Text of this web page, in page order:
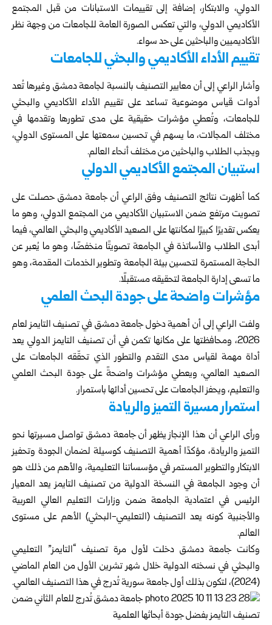
الدولي، والابتكار، إضافة إلى تقييمات الاستبانات من قبل المجتمع
الأكاديمي الدولي، والتي تعكس الصورة العامة للجامعات من وجهة نظر
الأكاديميين والباحثين على حد سواء.
تقييم الأداء الأكاديمي والبحثي للجامعات
وأشار الراعي إلى أن معايير التصنيف بالنسبة لجامعة دمشق وغيرها تُعد
أدوات قياس موضوعية تساعد على تقييم الأداء الأكاديمي والبحثي
للجامعات، وتُعطي مؤشرات حقيقية على مدى تطورها وتقدمها في
مختلف المجالات، ما يسهم في تحسين سمعتها على المستوى الدولي،
ويجذب الطلاب والباحثين من مختلف أنحاء العالم.
استبيان المجتمع الأكاديمي الدولي
كما أظهرت نتائج التصنيف وفق الراعي أن جامعة دمشق حصلت على
تصويت مرتفع ضمن الاستبيان الأكاديمي من المجتمع الدولي، وهو ما
يعكس تقديرًا كبيرًا لمكانتها على الصعيد الأكاديمي والبحثي العالمي، فيما
أبدى الطلاب والأساتذة في الجامعة تصويتًا منخفضًا، وهو ما يُعبر عن
الحاجة المستمرة لتحسين بيئة الجامعة وتطوير الخدمات المقدمة، وهو
ما تسعى إدارة الجامعة لتحقيقه مستقبلًا.
مؤشرات واضحة على جودة البحث العلمي
ولفت الراعي إلى أن أهمية دخول جامعة دمشق في تصنيف التايمز لعام
2026، ومحافظتها على مكانها تكمن في أن تصنيف التايمز الدولي يعد
أداة مهمة لقياس مدى التقدم والتطور الذي تحقّقه الجامعات على
الصعيد العالمي، ويعطي مؤشرات واضحةً على جودة البحث العلمي
والتعليم، ويحفز الجامعات على تحسين أدائها باستمرار.
استمرار مسيرة التميز والريادة
ورأى الراعي أن هذا الإنجاز يظهر أن جامعة دمشق تواصل مسيرتها نحو
التميز والريادة، مؤكدًا أهمية التصنيف كوسيلة لضمان الجودة وتحفيز
الابتكار والتطوير المستمر في مؤسساتنا التعليمية، والأهم من ذلك هو
أن وجود الجامعة في النسخة الدولية من تصنيف التايمز يعد المعيار
الرئيس في اعتمادية الجامعة ضمن وزارات التعليم العالي العربية
والأجنبية كونه يعد التصنيف (التعليمي-البحثي) الأهم على مستوى
العالم.
وكانت جامعة دمشق دخلت لأول مرة تصنيف “التايمز” التعليمي
والبحثي في نسخته الدولية خلال شهر تشرين الأول من العام الماضي
(2024)، لتكون بذلك أول جامعة سورية تُدرج في هذا التصنيف العالمي.